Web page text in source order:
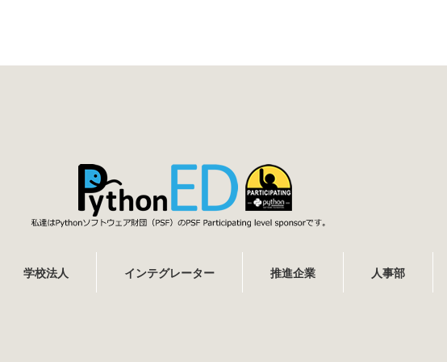
学校法人 インテグレーター 推進企業 人事部